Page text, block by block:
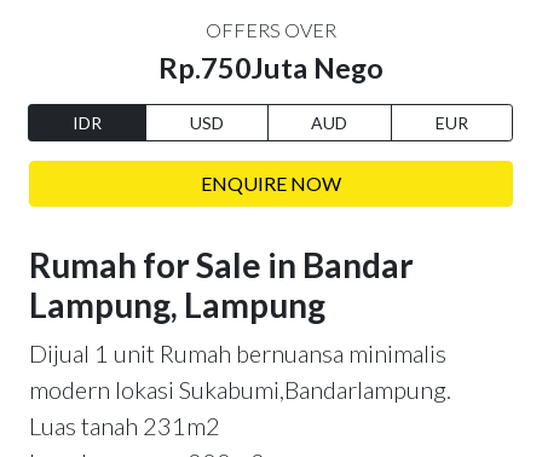
OFFERS OVER
Rp.750Juta Nego
IDR USD AUD EUR
ENQUIRE NOW
Rumah for Sale in Bandar
Lampung, Lampung
Dijual 1 unit Rumah bernuansa minimalis
modern lokasi Sukabumi,Bandarlampung.
Luas tanah 231m2